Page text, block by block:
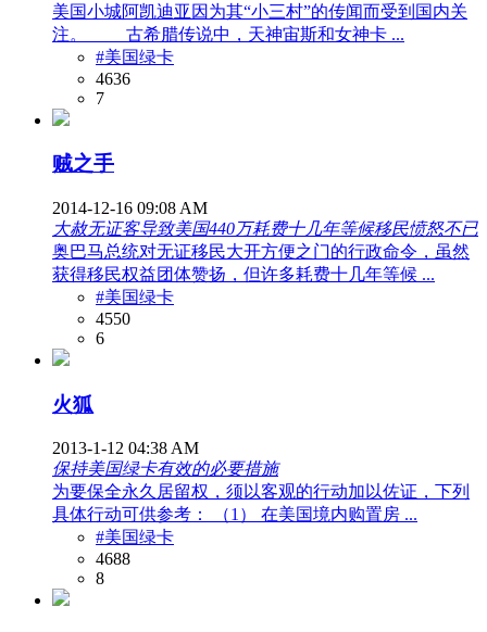
美国小城阿凯迪亚因为其“小三村”的传闻而受到国内关
注。 古希腊传说中，天神宙斯和女神卡 ...
#美国绿卡
4636
7
贼之手
2014-12-16 09:08 AM
大赦无证客导致美国440万耗费十几年等候移民愤怒不已
奥巴马总统对无证移民大开方便之门的行政命令，虽然
获得移民权益团体赞扬，但许多耗费十几年等候 ...
#美国绿卡
4550
6
火狐
2013-1-12 04:38 AM
保持美国绿卡有效的必要措施
为要保全永久居留权，须以客观的行动加以佐证，下列
具体行动可供参考： （1） 在美国境内购置房 ...
#美国绿卡
4688
8